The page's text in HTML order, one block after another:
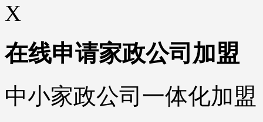
X
在线申请家政公司加盟
中小家政公司一体化加